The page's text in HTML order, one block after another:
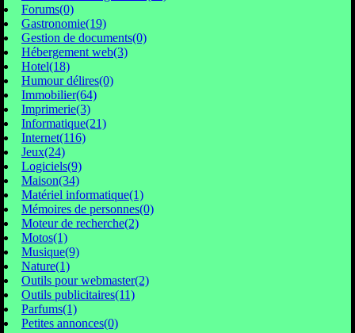
Forums(0)
Gastronomie(19)
Gestion de documents(0)
Hébergement web(3)
Hotel(18)
Humour délires(0)
Immobilier(64)
Imprimerie(3)
Informatique(21)
Internet(116)
Jeux(24)
Logiciels(9)
Maison(34)
Matériel informatique(1)
Mémoires de personnes(0)
Moteur de recherche(2)
Motos(1)
Musique(9)
Nature(1)
Outils pour webmaster(2)
Outils publicitaires(11)
Parfums(1)
Petites annonces(0)